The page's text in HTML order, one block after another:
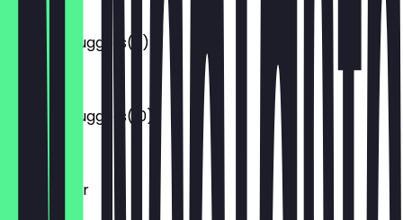
2,50 €
Chicken Nuggets(6)
4,50 €
Chicken Nuggets(10)
Hamburger